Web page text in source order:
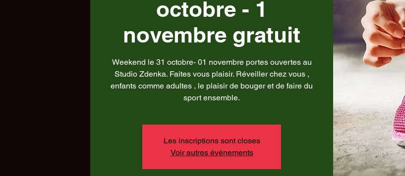
octobre - 1
novembre gratuit
Weekend le 31 octobre- 01 novembre portes ouvertes au
Studio Zdenka. Faites vous plaisir. Réveiller chez vous ,
enfants comme adultes , le plaisir de bouger et de faire du
sport ensemble.
Les inscriptions sont closes
Voir autres événements